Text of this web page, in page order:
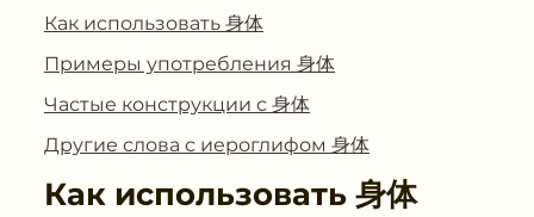
Как использовать 身体
Примеры употребления 身体
Частые конструкции с 身体
Другие слова с иероглифом 身体
Как использовать 身体